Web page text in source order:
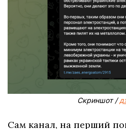
Скриншот /
Сам канал, на перший